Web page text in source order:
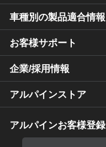
車種別の製品適合情報
お客様サポート
企業/採用情報
アルパインストア
アルパインお客様登録